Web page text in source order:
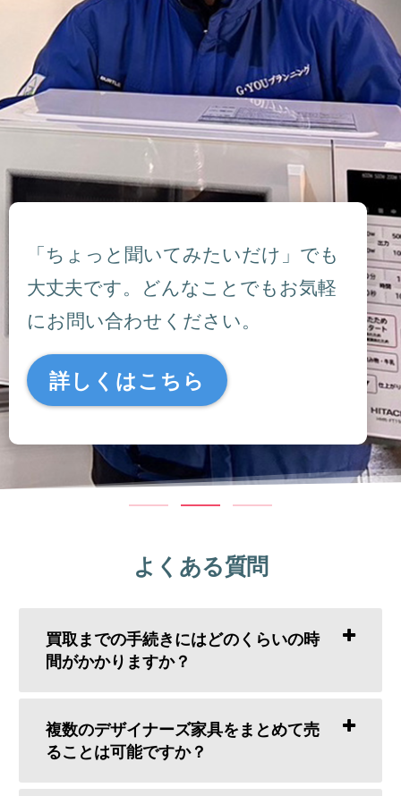
「ちょっと聞いてみたいだけ」でも
大丈夫です。どんなことでもお気軽
にお問い合わせください。
詳しくはこちら
よくある質問
買取までの手続きにはどのくらいの時
間がかかりますか？
複数のデザイナーズ家具をまとめて売
ることは可能ですか？